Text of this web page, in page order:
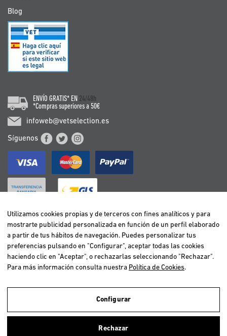
Utilizamos cookies propias y de terceros para realizar el análisis de la
navegación de los usuarios y de este modo poder ofrecer un mejor
Blog
ENVÍO GRATIS* EN 24/48h
*Compras superiores a 50€
infoweb@vetselection.es
Síguenos
BELGIË / BELGIQUE
DEUTSCHLAND
ESPAÑA
FRANCE
ITALIA
NEDERLAND
ÖSTERREICH
PORTUGAL
Utilizamos cookies propias y de terceros con fines analíticos y para
mostrarte publicidad personalizada en función de un perfil elaborado
a partir de tus hábitos de navegación. Puedes personalizar tus
preferencias pulsando en "Configurar", aceptar todas las cookies
haciendo clic en "Aceptar", o rechazarlas seleccionando "Rechazar".
Para más información consulta nuestra Política de Cookies.
Configurar
Rechazar